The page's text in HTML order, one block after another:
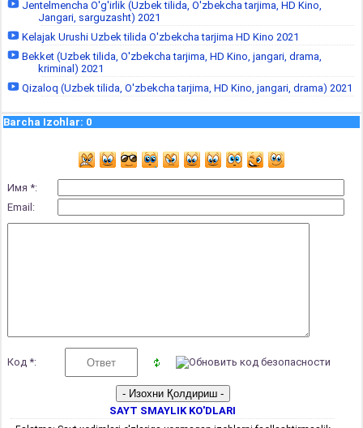
Jentelmencha O'g'irlik (Uzbek tilida, O'zbekcha tarjima, HD Kino,
Jangari, sarguzasht) 2021
Kelajak Urushi Uzbek tilida O'zbekcha tarjima HD Kino 2021
Bekket (Uzbek tilida, O'zbekcha tarjima, HD Kino, jangari, drama,
kriminal) 2021
Qizaloq (Uzbek tilida, O'zbekcha tarjima, HD Kino, jangari, drama) 2021
Barcha Izohlar: 0
Имя *:
Email:
Код *:
SAYT SMAYLIK KO'DLARI